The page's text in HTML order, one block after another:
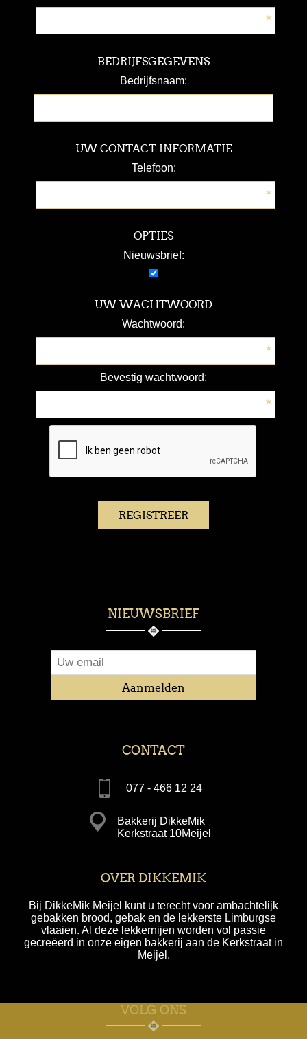
*
BEDRIJFSGEGEVENS
Bedrijfsnaam:
UW CONTACT INFORMATIE
Telefoon:
*
OPTIES
Nieuwsbrief:
UW WACHTWOORD
Wachtwoord:
*
Bevestig wachtwoord:
*
NIEUWSBRIEF
CONTACT
077 - 466 12 24
Bakkerij DikkeMik
Kerkstraat 10Meijel
OVER DIKKEMIK
Bij DikkeMik Meijel kunt u terecht voor ambachtelijk
gebakken brood, gebak en de lekkerste Limburgse
vlaaien. Al deze lekkernijen worden vol passie
gecreëerd in onze eigen bakkerij aan de Kerkstraat in
Meijel.
VOLG ONS